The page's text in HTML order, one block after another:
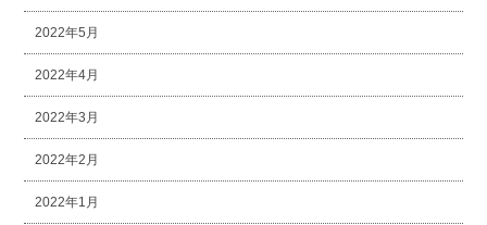
2022年5月
2022年4月
2022年3月
2022年2月
2022年1月